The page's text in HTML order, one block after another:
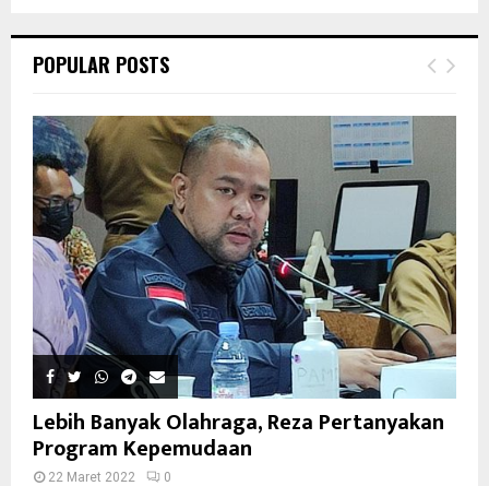
POPULAR POSTS
Lebih Banyak Olahraga, Reza Pertanyakan
Program Kepemudaan
22 Maret 2022 0